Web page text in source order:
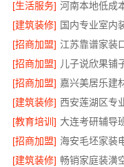
[生活服务]
[建筑装修]
[招商加盟] 江苏靠谱家装
[招商加盟] 儿子说欣果铺
[招商加盟] 嘉兴美居乐建
[建筑装修]
[教育培训] 大连考研辅导
[招商加盟]
[建筑装修]